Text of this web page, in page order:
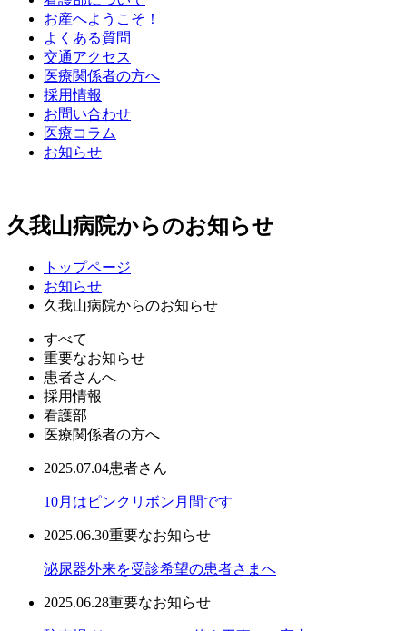
お産へようこそ！
よくある質問
交通アクセス
医療関係者の方へ
採用情報
お問い合わせ
医療コラム
お知らせ
久我山病院からのお知らせ
トップページ
お知らせ
久我山病院からのお知らせ
すべて
重要なお知らせ
患者さんへ
採用情報
看護部
医療関係者の方へ
2025.07.04患者さん
10月はピンクリボン月間です
2025.06.30重要なお知らせ
泌尿器外来を受診希望の患者さまへ
2025.06.28重要なお知らせ